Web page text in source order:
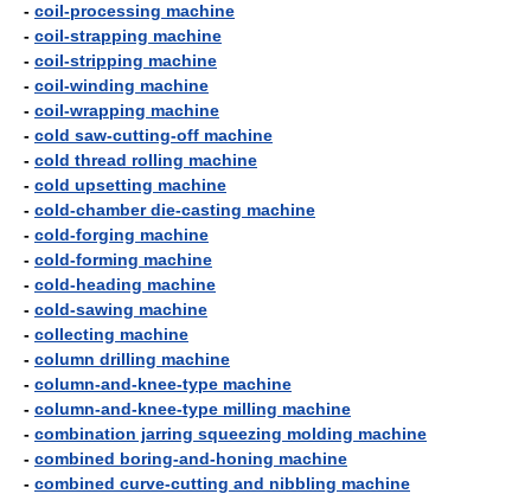
- coil-processing machine
- coil-strapping machine
- coil-stripping machine
- coil-winding machine
- coil-wrapping machine
- cold saw-cutting-off machine
- cold thread rolling machine
- cold upsetting machine
- cold-chamber die-casting machine
- cold-forging machine
- cold-forming machine
- cold-heading machine
- cold-sawing machine
- collecting machine
- column drilling machine
- column-and-knee-type machine
- column-and-knee-type milling machine
- combination jarring squeezing molding machine
- combined boring-and-honing machine
- combined curve-cutting and nibbling machine